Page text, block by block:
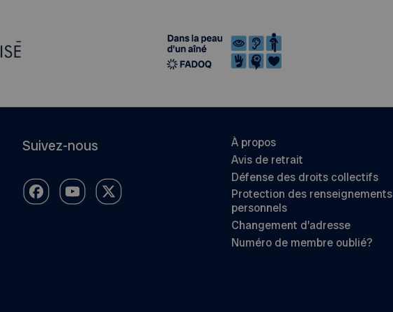
Suivez-nous
À propos
Avis de retrait
Défense des droits collectifs
Protection des renseignements
personnels
Changement d’adresse
Numéro de membre oublié?